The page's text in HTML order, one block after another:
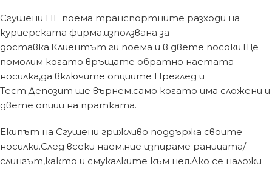
Сгушени НЕ поема транспортните разходи на
куриерската фирма,използвана за
доставка.Клиентът ги поема и в двете посоки.Ще
помолим когато връщате обратно наетата
носилка,да включите опциите Преглед и
Тест.Депозит ще върнем,само когато има сложени и
двете опции на пратката.
Екипът на Сгушени грижливо поддържа своите
носилки.След всеки наем,ние изпираме раницата/
слингът,както и смукалките към нея.Ако се наложи